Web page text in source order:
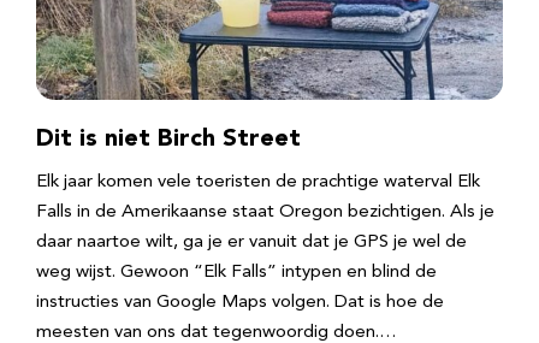
Dit is niet Birch Street
Elk jaar komen vele toeristen de prachtige waterval Elk
Falls in de Amerikaanse staat Oregon bezichtigen. Als je
daar naartoe wilt, ga je er vanuit dat je GPS je wel de
weg wijst. Gewoon “Elk Falls” intypen en blind de
instructies van Google Maps volgen. Dat is hoe de
meesten van ons dat tegenwoordig doen.…